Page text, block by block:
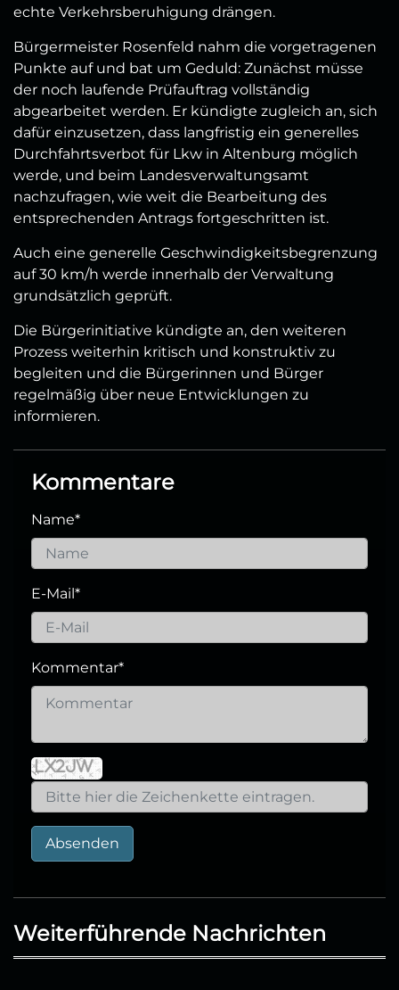
echte Verkehrsberuhigung drängen.
Bürgermeister Rosenfeld nahm die vorgetragenen
Punkte auf und bat um Geduld: Zunächst müsse
der noch laufende Prüfauftrag vollständig
abgearbeitet werden. Er kündigte zugleich an, sich
dafür einzusetzen, dass langfristig ein generelles
Durchfahrtsverbot für Lkw in Altenburg möglich
werde, und beim Landesverwaltungsamt
nachzufragen, wie weit die Bearbeitung des
entsprechenden Antrags fortgeschritten ist.
Auch eine generelle Geschwindigkeitsbegrenzung
auf 30 km/h werde innerhalb der Verwaltung
grundsätzlich geprüft.
Die Bürgerinitiative kündigte an, den weiteren
Prozess weiterhin kritisch und konstruktiv zu
begleiten und die Bürgerinnen und Bürger
regelmäßig über neue Entwicklungen zu
informieren.
Kommentare
Name*
E-Mail*
Kommentar*
Absenden
Weiterführende Nachrichten